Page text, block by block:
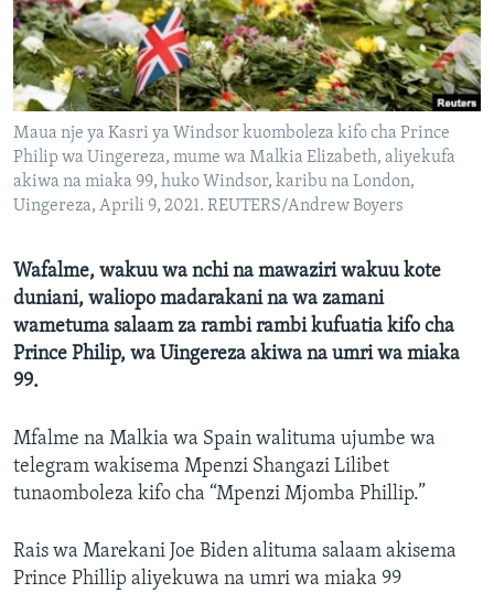
Maua nje ya Kasri ya Windsor kuomboleza kifo cha Prince
Philip wa Uingereza, mume wa Malkia Elizabeth, aliyekufa
akiwa na miaka 99, huko Windsor, karibu na London,
Uingereza, Aprili 9, 2021. REUTERS/Andrew Boyers
Wafalme, wakuu wa nchi na mawaziri wakuu kote
duniani, waliopo madarakani na wa zamani
wametuma salaam za rambi rambi kufuatia kifo cha
Prince Philip, wa Uingereza akiwa na umri wa miaka
99.
Mfalme na Malkia wa Spain walituma ujumbe wa
telegram wakisema Mpenzi Shangazi Lilibet
tunaomboleza kifo cha “Mpenzi Mjomba Phillip.”
Rais wa Marekani Joe Biden alituma salaam akisema
Prince Phillip aliyekuwa na umri wa miaka 99